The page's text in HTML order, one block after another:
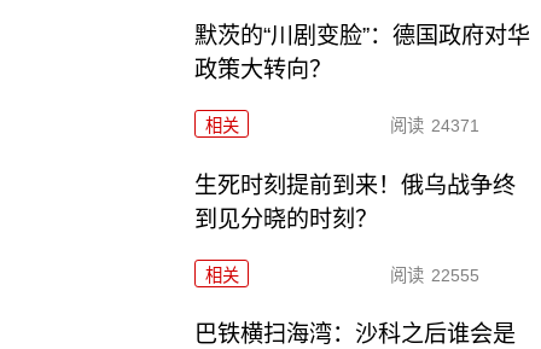
默茨的“川剧变脸”：德国政府对华
政策大转向？
相关 阅读 24371
生死时刻提前到来！俄乌战争终
到见分晓的时刻？
相关 阅读 22555
巴铁横扫海湾：沙科之后谁会是